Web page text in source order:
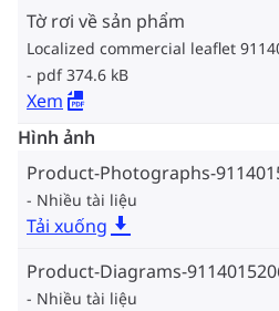
Tờ rơi về sản phẩm
Localized commercial leaflet
pdf 374.6 kB
Xem
Hình ảnh
Product-Photographs-
Nhiều tài liệu
Tải xuống
Product-Diagrams-
Nhiều tài liệu